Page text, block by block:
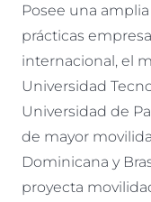
Posee una
prácticas
internacional, el
Universidad
Universidad de
de mayor
Dominicana y
proyecta